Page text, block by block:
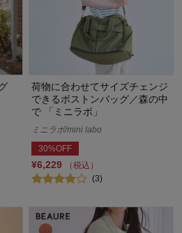
荷物に合わせてサイズチェンジ
できるボストンバッグ／森の中
で 「ミニラボ」
ミニラボ/mini labo
30%OFF
¥6,229
（税込）
(3)